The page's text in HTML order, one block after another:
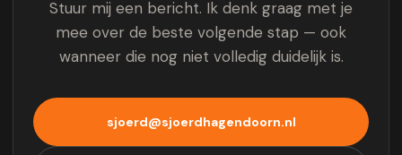
Stuur mij een bericht. Ik denk graag met je
mee over de beste volgende stap — ook
wanneer die nog niet volledig duidelijk is.
sjoerd@sjoerdhagendoorn.nl